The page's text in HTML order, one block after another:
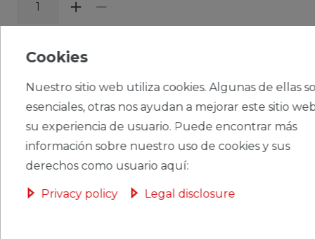
CERES::TEMPLATE.SINGLEITEMWISHLIST
Ceres::Template.singleItemFootnote1 Ceres::Template.singleItemInclVAT
Cookies
Nuestro sitio web utiliza cookies. Algunas de ellas
esenciales, otras nos ayudan a mejorar este sitio
su experiencia de usuario. Puede encontrar más
información sobre nuestro uso de cookies y sus
derechos como usuario aquí:
Privacy policy Legal disclosure